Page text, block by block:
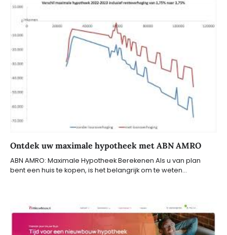
Ontdek uw maximale hypotheek met ABN AMRO
ABN AMRO: Maximale Hypotheek Berekenen Als u van plan
bent een huis te kopen, is het belangrijk om te weten…